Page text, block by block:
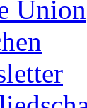
Union